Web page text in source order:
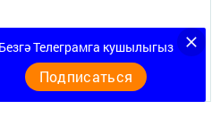
Безгә Телеграмга кушылыгыз
Подписаться
для персонализации сервисов и
в настройках браузера.